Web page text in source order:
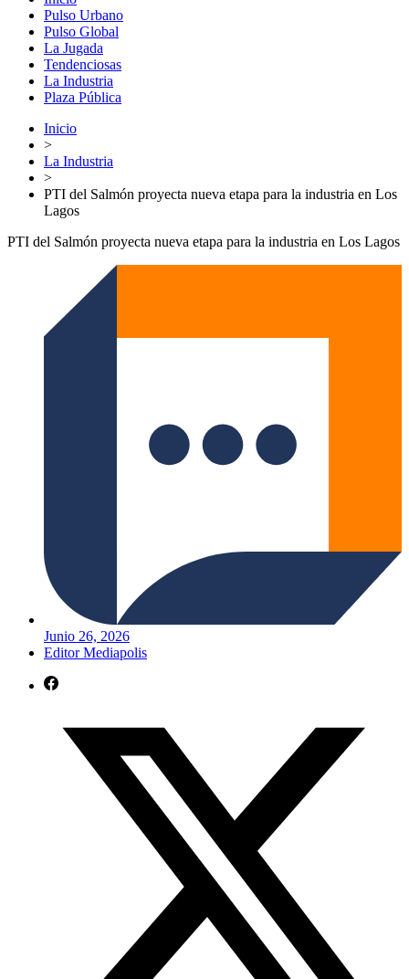
Pulso Urbano
Pulso Global
La Jugada
Tendenciosas
La Industria
Plaza Pública
Inicio
>
La Industria
>
PTI del Salmón proyecta nueva etapa para la industria en Los
Lagos
PTI del Salmón proyecta nueva etapa para la industria en Los Lagos
Junio 26, 2026
Editor Mediapolis